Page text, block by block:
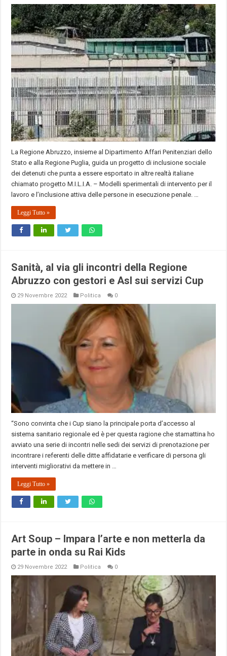
La Regione Abruzzo, insieme al Dipartimento Affari Penitenziari dello
Stato e alla Regione Puglia, guida un progetto di inclusione sociale
dei detenuti che punta a essere esportato in altre realtà italiane
chiamato progetto M.I.L.I.A. – Modelli sperimentali di intervento per il
lavoro e l’inclusione attiva delle persone in esecuzione penale. …
Leggi Tutto »
Sanità, al via gli incontri della Regione
Abruzzo con gestori e Asl sui servizi Cup
29 Novembre 2022 Politica 0
“Sono convinta che i Cup siano la principale porta d’accesso al
sistema sanitario regionale ed è per questa ragione che stamattina ho
avviato una serie di incontri nelle sedi dei servizi di prenotazione per
incontrare i referenti delle ditte affidatarie e verificare di persona gli
interventi migliorativi da mettere in …
Leggi Tutto »
Art Soup – Impara l’arte e non metterla da
parte in onda su Rai Kids
29 Novembre 2022 Politica 0